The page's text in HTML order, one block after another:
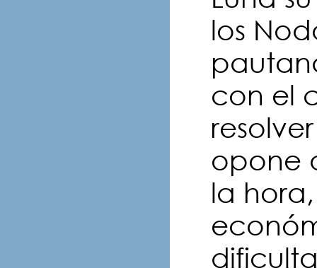
los
con el
opone
la